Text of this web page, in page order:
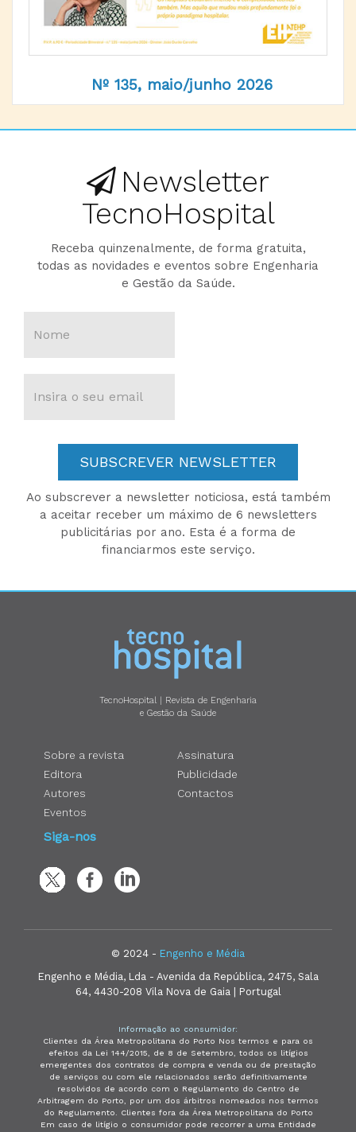
Nº 135, maio/junho 2026
Newsletter
TecnoHospital
Receba quinzenalmente, de forma gratuita,
todas as novidades e eventos sobre Engenharia
e Gestão da Saúde.
SUBSCREVER NEWSLETTER
Ao subscrever a newsletter noticiosa, está também
a aceitar receber um máximo de 6 newsletters
publicitárias por ano. Esta é a forma de
financiarmos este serviço.
TecnoHospital | Revista de Engenharia
e Gestão da Saúde
Sobre a revista
Editora
Autores
Eventos
Assinatura
Publicidade
Contactos
Siga-nos
© 2024 - Engenho e Média
Engenho e Média, Lda - Avenida da República, 2475, Sala
64, 4430-208 Vila Nova de Gaia | Portugal
Informação ao consumidor:
Clientes da Área Metropolitana do Porto Nos termos e para os
efeitos da Lei 144/2015, de 8 de Setembro, todos os litígios
emergentes dos contratos de compra e venda ou de prestação
de serviços ou com ele relacionados serão definitivamente
resolvidos de acordo com o Regulamento do Centro de
Arbitragem do Porto, por um dos árbitros nomeados nos termos
do Regulamento. Clientes fora da Área Metropolitana do Porto
Em caso de litígio o consumidor pode recorrer a uma Entidade